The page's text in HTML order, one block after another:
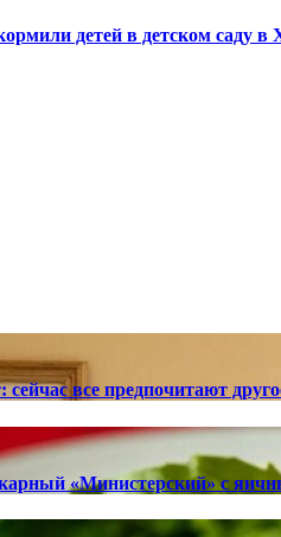
детей в детском саду в
все предпочитают
«Министерский» с